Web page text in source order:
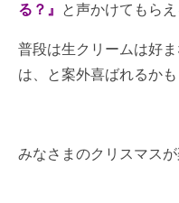
る？』
と声かけてもら
普段は生クリームは好
は、と案外喜ばれるかも
みなさまのクリスマス